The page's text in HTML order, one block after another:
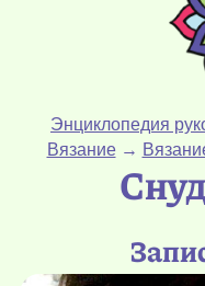
Энциклопедия
Вязание→